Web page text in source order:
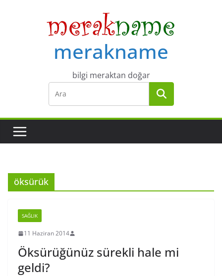
merakname
bilgi meraktan doğar
öksürük
SAĞLIK
11 Haziran 2014
Öksürüğünüz sürekli hale mi
geldi?